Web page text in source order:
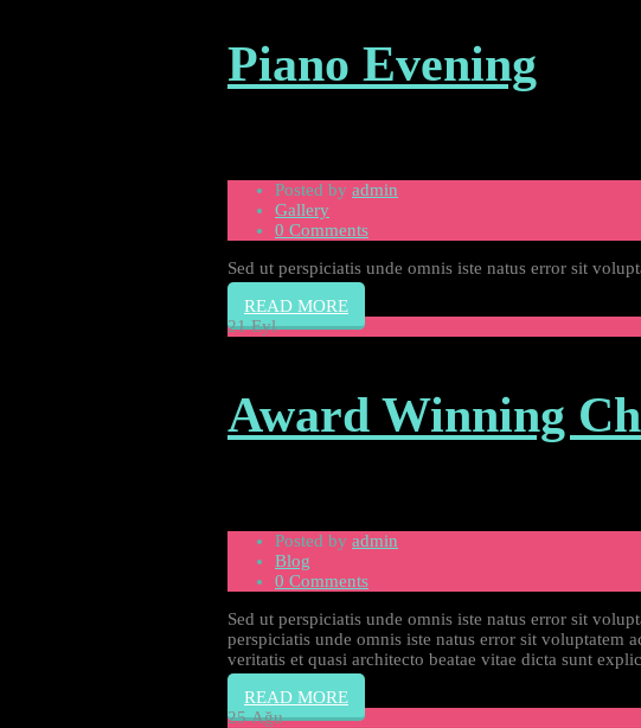
Piano Evening
Posted by admin
Gallery
0 Comments
Sed ut perspiciatis unde omnis iste natus error sit
READ MORE
21 Eyl
Award Winning
Posted by admin
Blog
0 Comments
Sed ut perspiciatis unde omnis iste natus error sit
perspiciatis unde omnis iste natus error sit voluptatem
veritatis et quasi architecto beatae vitae dicta sunt
READ MORE
25 Ağu